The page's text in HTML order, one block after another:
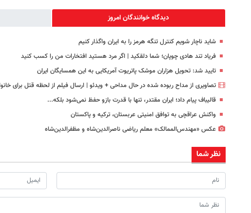
دیدگاه خوانندگان امروز
شاید ناچار شویم کنترل تنگه هرمز را به ایران واگذار کنیم
فریاد تند هادی چوپان؛‌ شما دلقکید | اگر مرد هستید افتخارات من را کسب کنید
تایید شد: تحویل هزاران موشک پاتریوت آمریکایی به این همسایگان ایران
تصاویری از مداح ربوده شده در حال مداحی + ویدئو | ارسال فیلم از لحظه قتل برای
قالیباف پیام داد؛ ایران مقتدر، تنها با قدرت بازو حفظ نمی‌شود بلکه...
واکنش عراقچی به توافق امنیتی عربستان، ترکیه و پاکستان
عکس «مهندس‌الممالک» معلم ریاضی ناصرالدین‌شاه و مظفرالدین‌شاه
نظر شما